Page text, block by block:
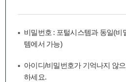
비밀번호 : 포털시스템과 동일(비
템에서 가능)
아이디/비밀번호가 기억나지 않
하세요.